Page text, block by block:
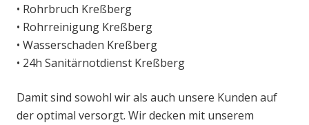
• Rohrbruch Kreßberg
• Rohrreinigung Kreßberg
• Wasserschaden Kreßberg
• 24h Sanitärnotdienst Kreßberg
Damit sind sowohl wir als auch unsere Kunden auf
der optimal versorgt. Wir decken mit unserem